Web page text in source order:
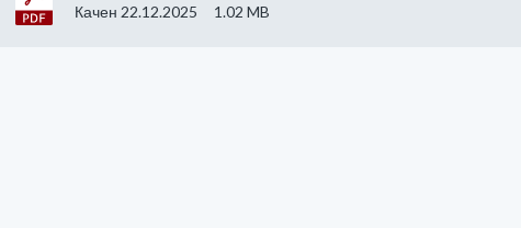
Качен 22.12.2025 1.02 MB